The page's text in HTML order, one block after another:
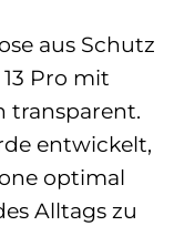
aus Schutz
Pro mit
transparent.
entwickelt,
optimal
Alltags zu